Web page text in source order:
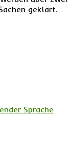
geklärt.
Sprache